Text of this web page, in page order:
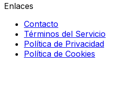
Enlaces
Contacto
Términos del Servicio
Política de Privacidad
Política de Cookies